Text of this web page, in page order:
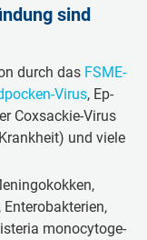
sind
durch das FSME-
Vi­rus, Ep­
Cox­sack­ie-Vi­rus
und vie­le
mo­no­cy­to­ge­